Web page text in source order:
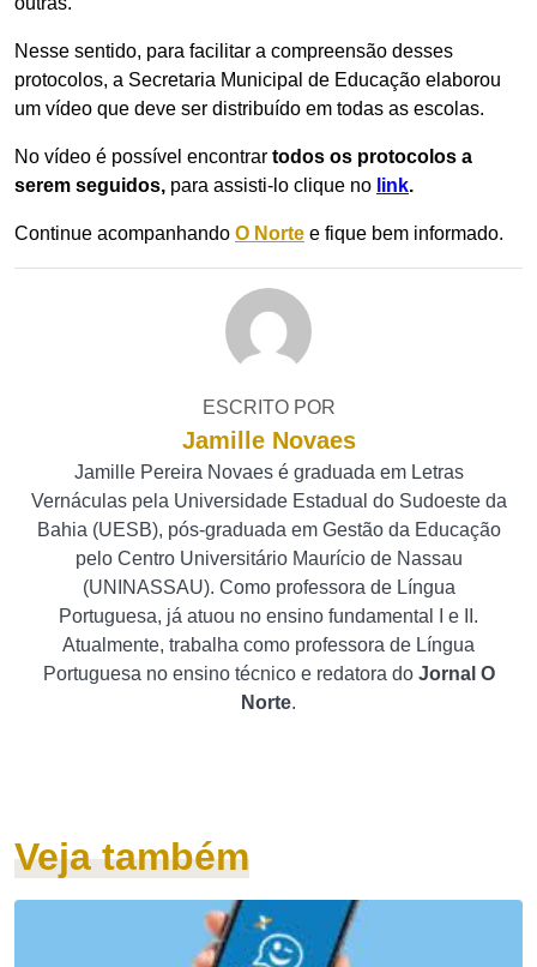
Nesse sentido, para facilitar a compreensão desses
protocolos, a Secretaria Municipal de Educação elaborou
um vídeo que deve ser distribuído em todas as escolas.
No vídeo é possível encontrar todos os protocolos a
serem seguidos, para assisti-lo clique no link.
Continue acompanhando O Norte e fique bem informado.
ESCRITO POR
Jamille Novaes
Jamille Pereira Novaes é graduada em Letras
Vernáculas pela Universidade Estadual do Sudoeste da
Bahia (UESB), pós-graduada em Gestão da Educação
pelo Centro Universitário Maurício de Nassau
(UNINASSAU). Como professora de Língua
Portuguesa, já atuou no ensino fundamental I e II.
Atualmente, trabalha como professora de Língua
Portuguesa no ensino técnico e redatora do Jornal O
Norte.
Veja também